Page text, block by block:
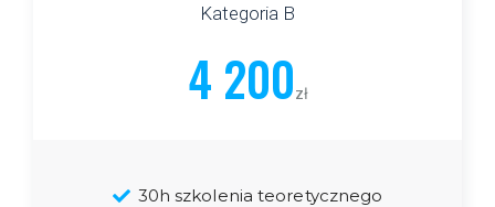
Kategoria B
4 200zł
30h szkolenia teoretycznego